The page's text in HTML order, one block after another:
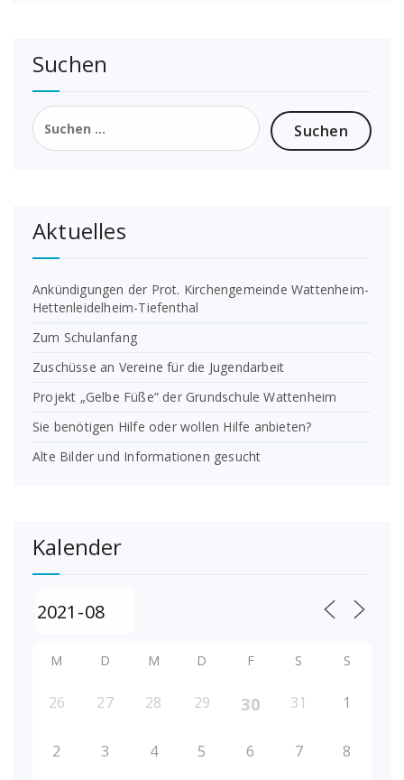
Suchen
Suchen
nach:
Aktuelles
Ankündigungen der Prot. Kirchengemeinde Wattenheim-
Hettenleidelheim-Tiefenthal
Zum Schulanfang
Zuschüsse an Vereine für die Jugendarbeit
Projekt „Gelbe Füße“ der Grundschule Wattenheim
Sie benötigen Hilfe oder wollen Hilfe anbieten?
Alte Bilder und Informationen gesucht
Kalender
M D M D F S S
26 27 28 29 30 31 1
2 3 4 5 6 7 8